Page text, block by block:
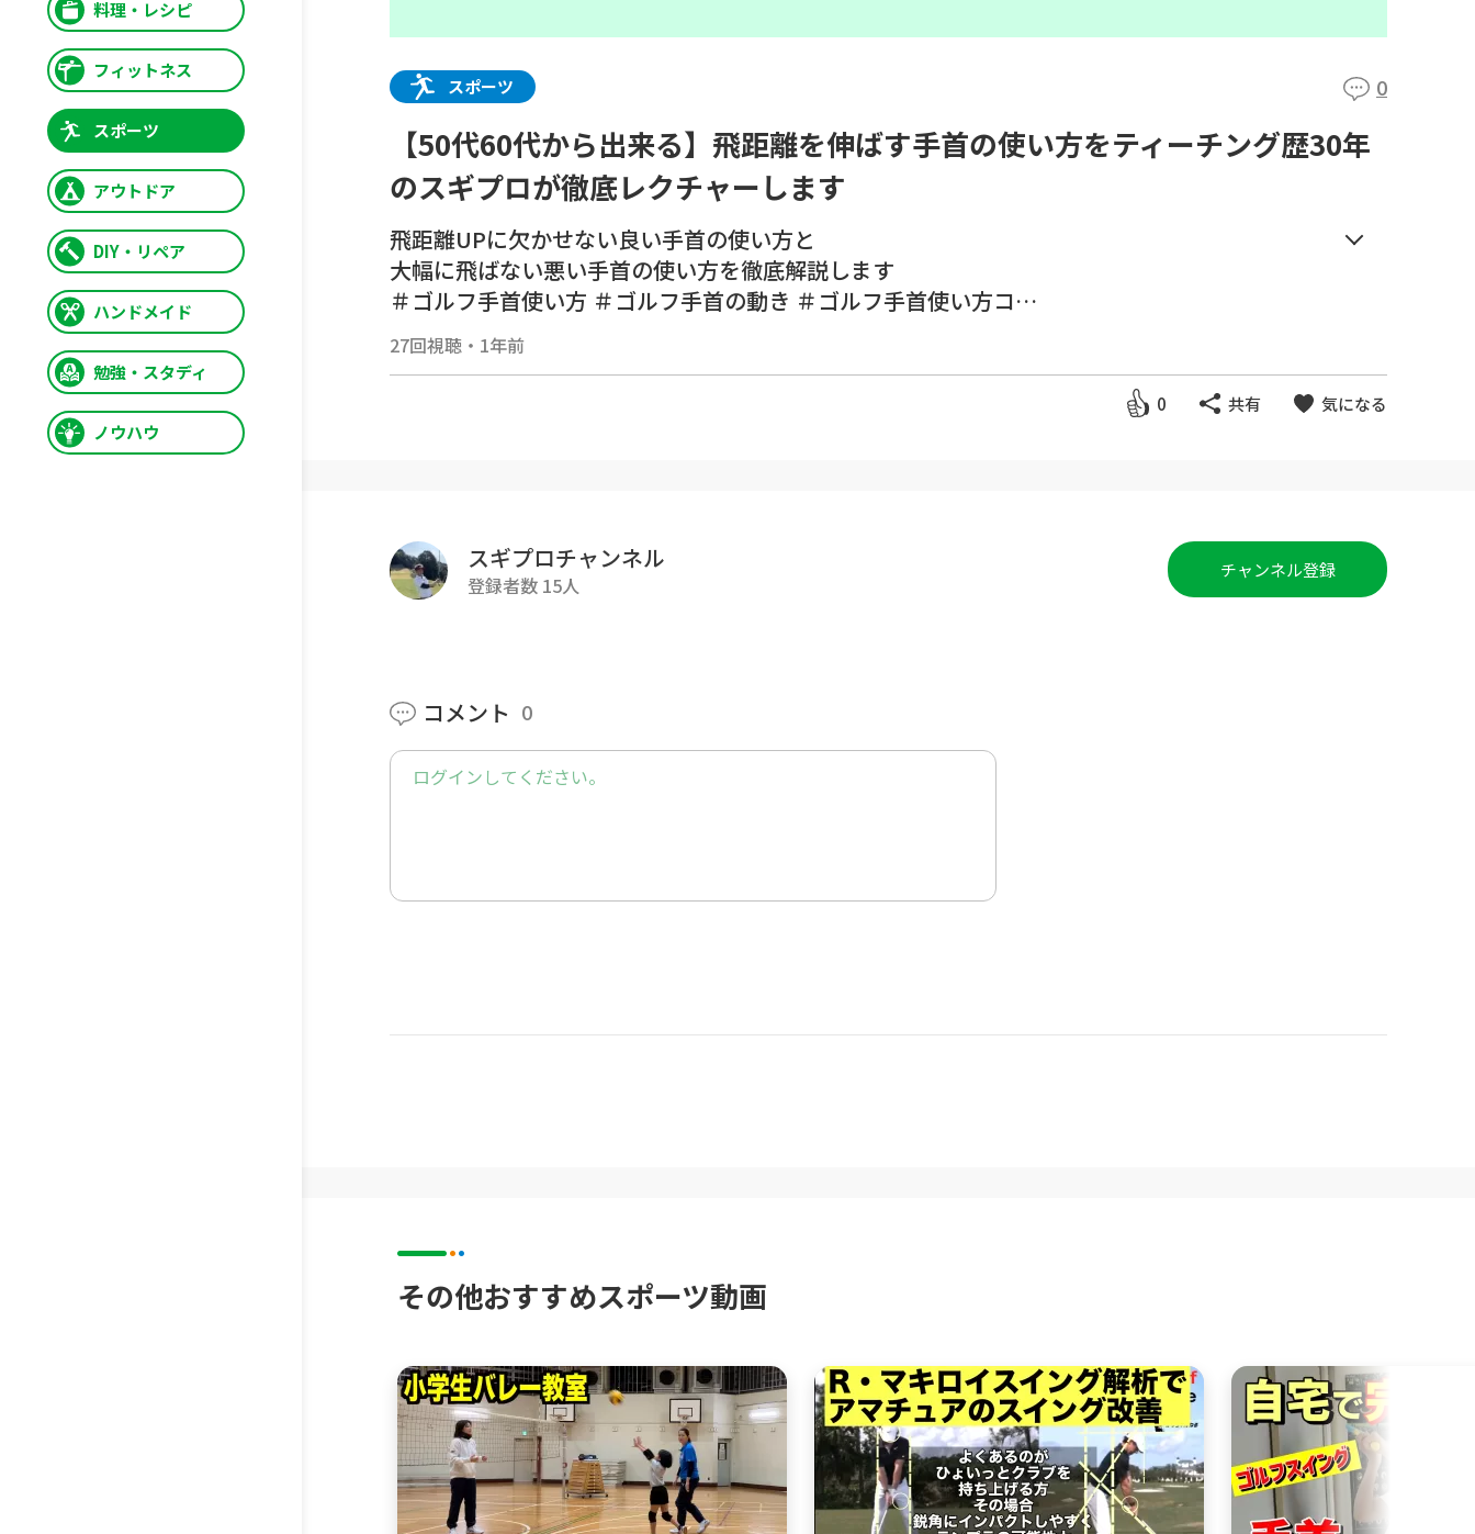
料理・レシピ
フィットネス
スポーツ
アウトドア
DIY・リペア
ハンドメイド
勉強・スタディ
ノウハウ
スポーツ 0
【50代60代から出来る】飛距離を伸ばす手首の使い方をティーチング歴30年
のスギプロが徹底レクチャーします
飛距離UPに欠かせない良い手首の使い方と
大幅に飛ばない悪い手首の使い方を徹底解説します
＃ゴルフ手首使い方 ＃ゴルフ手首の動き ＃ゴルフ手首使い方コツ
スギプロの日常が解るかも！？
公式インスタグラム
27回視聴 ・ 1年前
0 共有 気になる
スギプロチャンネル
登録者数 15人
チャンネル登録
コメント 0
ログインしてください。
その他おすすめスポーツ動画